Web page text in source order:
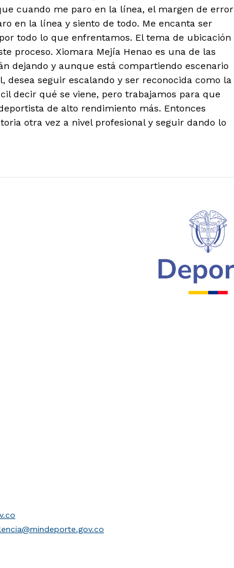
cuando me paro en la línea, el margen de error
en la línea y siento de todo. Me encanta ser
todo lo que enfrentamos. El tema de ubicación
proceso. Xiomara Mejía Henao es una de las
dejando y aunque está compartiendo escenario
seguir escalando y ser reconocida como la
decir qué se viene, pero trabajamos para que
de alto rendimiento más. Entonces
otra vez a nivel profesional y seguir dando lo